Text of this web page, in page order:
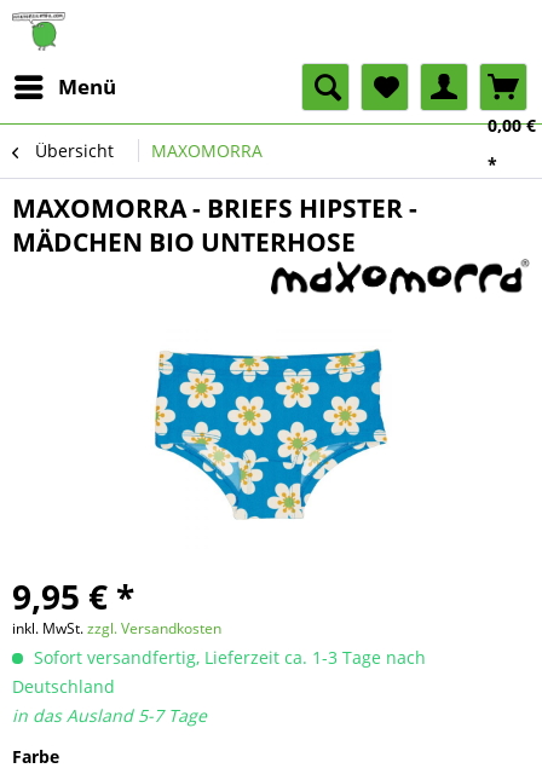
Menü
0,00 €
*
Übersicht MAXOMORRA
MAXOMORRA - BRIEFS HIPSTER -
MÄDCHEN BIO UNTERHOSE
9,95 € *
inkl. MwSt.zzgl. Versandkosten
Sofort versandfertig, Lieferzeit ca. 1-3 Tage nach
Deutschland
in das Ausland 5-7 Tage
Farbe